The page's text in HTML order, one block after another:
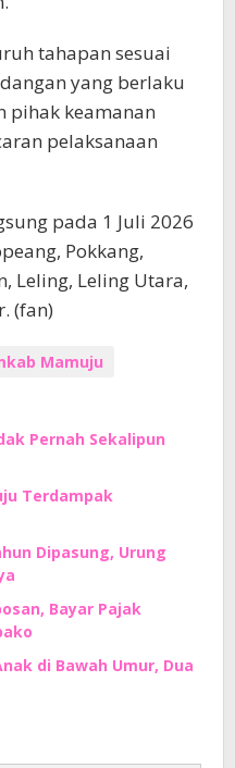
tahapan sesuai
yang berlaku
pihak keamanan
pelaksanaan
pada 1 Juli 2026
Pokkang,
Leling, Leling Utara,
(fan)
Mamuju
Pernah Sekalipun
Terdampak
Dipasung, Urung
Bayar Pajak
di Bawah Umur, Dua